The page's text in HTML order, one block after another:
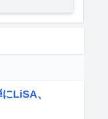
LiSA、